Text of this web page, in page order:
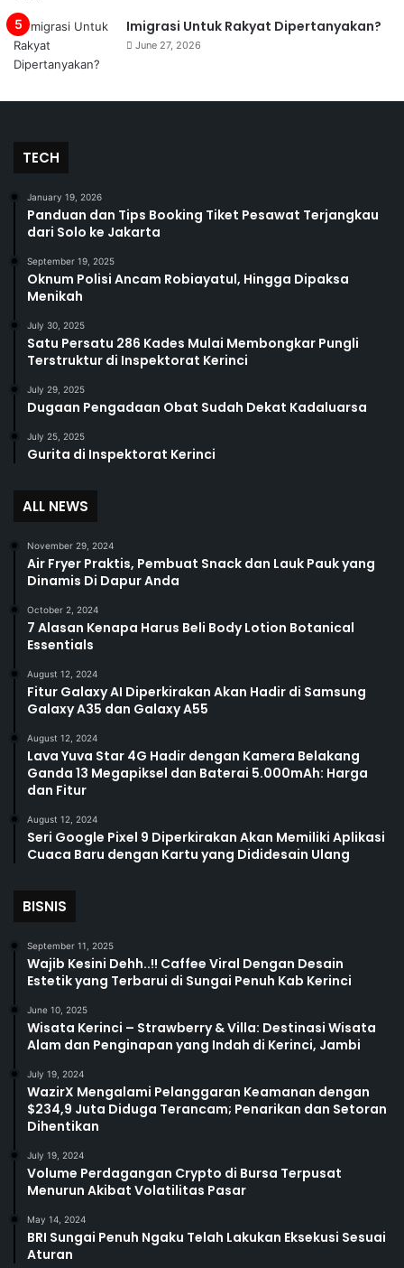
Imigrasi Untuk Rakyat Dipertanyakan?
June 27, 2026
TECH
January 19, 2026
Panduan dan Tips Booking Tiket Pesawat Terjangkau
dari Solo ke Jakarta
September 19, 2025
Oknum Polisi Ancam Robiayatul, Hingga Dipaksa
Menikah
July 30, 2025
Satu Persatu 286 Kades Mulai Membongkar Pungli
Terstruktur di Inspektorat Kerinci
July 29, 2025
Dugaan Pengadaan Obat Sudah Dekat Kadaluarsa
July 25, 2025
Gurita di Inspektorat Kerinci
ALL NEWS
November 29, 2024
Air Fryer Praktis, Pembuat Snack dan Lauk Pauk yang
Dinamis Di Dapur Anda
October 2, 2024
7 Alasan Kenapa Harus Beli Body Lotion Botanical
Essentials
August 12, 2024
Fitur Galaxy AI Diperkirakan Akan Hadir di Samsung
Galaxy A35 dan Galaxy A55
August 12, 2024
Lava Yuva Star 4G Hadir dengan Kamera Belakang
Ganda 13 Megapiksel dan Baterai 5.000mAh: Harga
dan Fitur
August 12, 2024
Seri Google Pixel 9 Diperkirakan Akan Memiliki Aplikasi
Cuaca Baru dengan Kartu yang Dididesain Ulang
BISNIS
September 11, 2025
Wajib Kesini Dehh..!! Caffee Viral Dengan Desain
Estetik yang Terbarui di Sungai Penuh Kab Kerinci
June 10, 2025
Wisata Kerinci – Strawberry & Villa: Destinasi Wisata
Alam dan Penginapan yang Indah di Kerinci, Jambi
July 19, 2024
WazirX Mengalami Pelanggaran Keamanan dengan
$234,9 Juta Diduga Terancam; Penarikan dan Setoran
Dihentikan
July 19, 2024
Volume Perdagangan Crypto di Bursa Terpusat
Menurun Akibat Volatilitas Pasar
May 14, 2024
BRI Sungai Penuh Ngaku Telah Lakukan Eksekusi Sesuai
Aturan